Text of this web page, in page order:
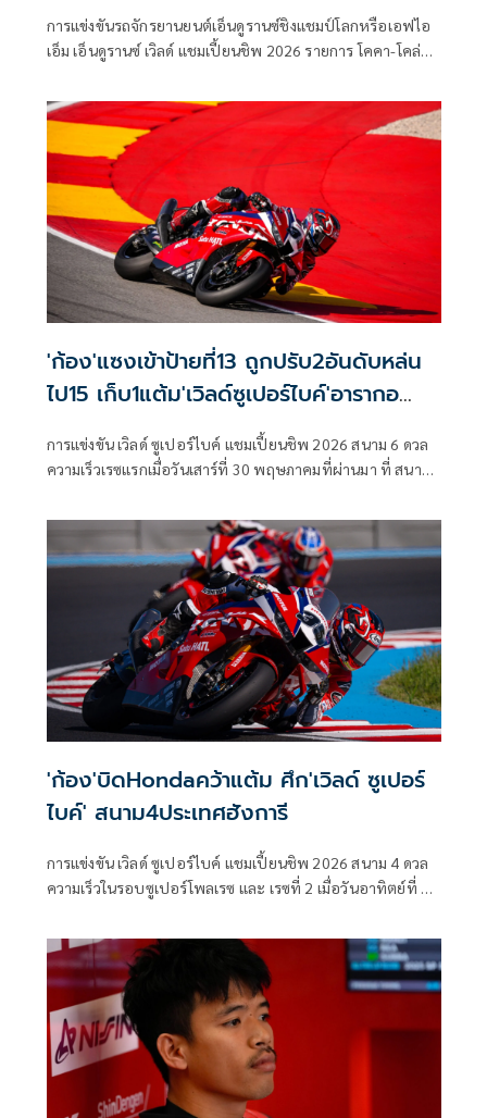
การแข่งขันรถจักรยานยนต์เอ็นดูรานซ์ชิงแชมป์โลกหรือเอฟไอ
เอ็ม เอ็นดูรานซ์ เวิลด์ แชมเปี้ยนชิพ 2026 รายการ โคคา-โคล่า
ขึ้นในวันที่ 3-5 กรกฎาคม ณ สนามซูซูกะ เซอร์กิต ประเทศญี่ปุ่น
โดยในปีนี้นับเป็นครั้งแรกในประวัติศาสตร์ที่มีนักแข่งไทยจาก
“ฮอนด้า เรซซิ่ง ไทยแลนด์” เข้าร่วมการแข่งขันพร้อมกันถึง 2 คน
ซึ่งก็คือ “ก้อง” สมเกียรติ จันทรา และ “ชิพ” นครินทร์ อธิรัฐภูว
'ก้อง'แซงเข้าป้ายที่13 ถูกปรับ2อันดับหล่น
ไป15 เก็บ1แต้ม'เวิลด์ซูเปอร์ไบค์'อารากอ
การแข่งขัน เวิลด์ ซูเปอร์ไบค์ แชมเปี้ยนชิพ 2026 สนาม 6 ดวล
ความเร็วเรซแรกเมื่อวันเสาร์ที่ 30 พฤษภาคมที่ผ่านมา ที่ สนาม
'ก้อง'บิดHondaคว้าแต้ม ศึก'เวิลด์ ซูเปอร์
ไบค์' สนาม4ประเทศฮังการี
การแข่งขัน เวิลด์ ซูเปอร์ไบค์ แชมเปี้ยนชิพ 2026 สนาม 4 ดวล
ความเร็วในรอบซูเปอร์โพลเรซ และ เรซที่ 2 เมื่อวันอาทิตย์ที่ 3
ประเทศฮังการี ท่ามกลางการติดตามของแฟนมอเตอร์สปอร์ต
ทั่วโลก